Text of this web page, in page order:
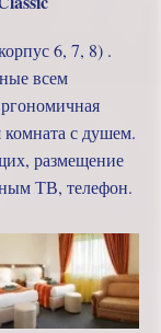
6, 7, 8) .
всем
комната с душем.
размещение
ТВ, телефон.